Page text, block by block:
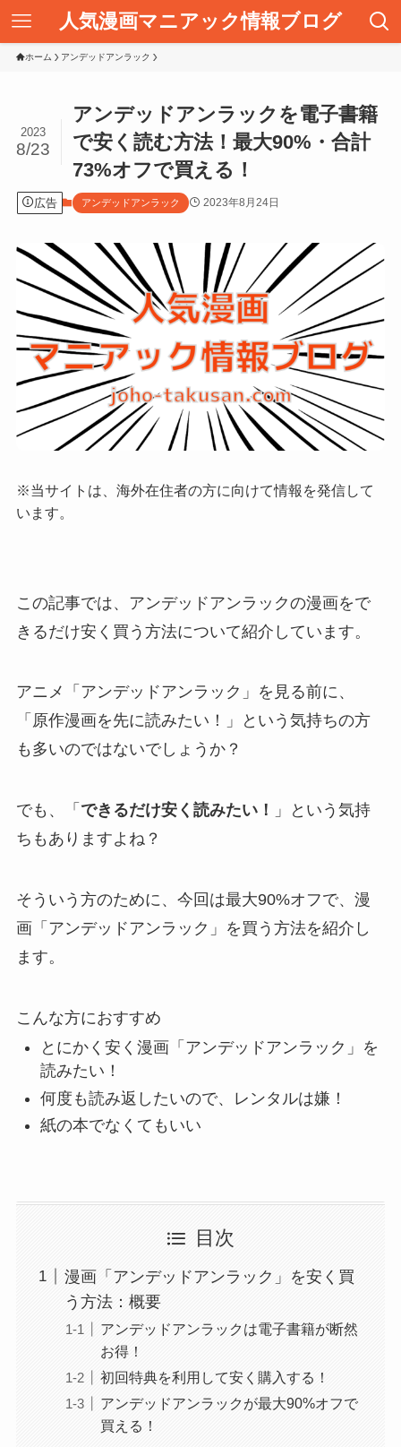
人気漫画マニアック情報ブログ
ホーム アンデッドアンラック
アンデッドアンラックを電子書籍
で安く読む方法！最大90%・合計
73%オフで買える！
2023
8/23
広告 アンデッドアンラック 2023年8月24日
※当サイトは、海外在住者の方に向けて情報を発信して
います。
この記事では、アンデッドアンラックの漫画をで
きるだけ安く買う方法について紹介しています。
アニメ「アンデッドアンラック」を見る前に、
「原作漫画を先に読みたい！」という気持ちの方
も多いのではないでしょうか？
でも、「 できるだけ安く読みたい！
」という気持
ちもありますよね？
そういう方のために、 今回は最大90%オフで、漫
画「アンデッドアンラック」を買う方法を紹介し
ます。
こんな方におすすめ
とにかく安く漫画「アンデッドアンラック」を
読みたい！
何度も読み返したいので、レンタルは嫌！
紙の本でなくてもいい
目次
漫画「アンデッドアンラック」を安く買
う方法：概要
アンデッドアンラックは電子書籍が断然
お得！
初回特典を利用して安く購入する！
アンデッドアンラックが最大90%オフで
買える！